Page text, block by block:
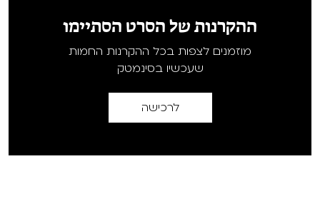
ההקרנות של הסרט הסתיימו
מוזמנים לצפות בכל ההקרנות החמות
שעכשיו בסינמטק
לרכישה